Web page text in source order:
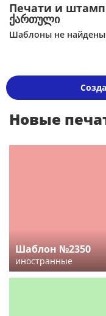
Печати и
ქართული
Шаблоны не найдены
Новые
Шаблон №2350
иностранные